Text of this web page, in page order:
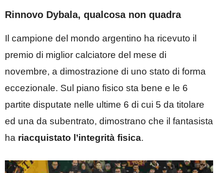
Rinnovo Dybala, qualcosa non quadra
Il campione del mondo argentino ha ricevuto il
premio di miglior calciatore del mese di
novembre, a dimostrazione di uno stato di forma
eccezionale. Sul piano fisico sta bene e le 6
partite disputate nelle ultime 6 di cui 5 da titolare
ed una da subentrato, dimostrano che il fantasista
ha riacquistato l’integrità fisica.